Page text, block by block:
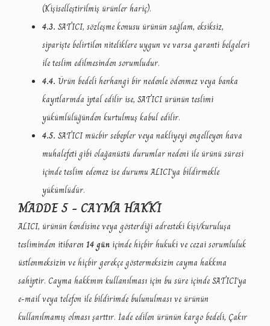
(Kişiselleştirilmiş ürünler hariç).
4.3. SATICI, sözleşme konusu ürünün sağlam, eksiksiz,
siparişte belirtilen niteliklere uygun ve varsa garanti belgeleri
ile teslim edilmesinden sorumludur.
4.4. Ürün bedeli herhangi bir nedenle ödenmez veya banka
kayıtlarında iptal edilir ise, SATICI ürünün teslimi
yükümlülüğünden kurtulmuş kabul edilir.
4.5. SATICI mücbir sebepler veya nakliyeyi engelleyen hava
muhalefeti gibi olağanüstü durumlar nedeni ile ürünü süresi
içinde teslim edemez ise durumu ALICI'ya bildirmekle
yükümlüdür.
MADDE 5 - CAYMA HAKKI
ALICI, ürünün kendisine veya gösterdiği adresteki kişi/kuruluşa
tesliminden itibaren 14 gün içinde hiçbir hukuki ve cezai sorumluluk
üstlenmeksizin ve hiçbir gerekçe göstermeksizin cayma hakkına
sahiptir. Cayma hakkının kullanılması için bu süre içinde SATICI'ya
e-mail veya telefon ile bildirimde bulunulması ve ürünün
kullanılmamış olması şarttır. İade edilen ürünün kargo bedeli, Çakır